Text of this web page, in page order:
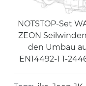
NOTSTOP-Set
ZEON
den Umbau
EN14492-1 1-